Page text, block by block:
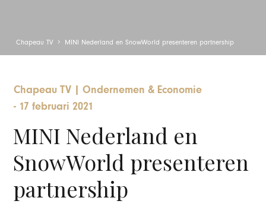
Chapeau TV MINI Nederland en SnowWorld presenteren partnership
Chapeau TV
Ondernemen & Economie
- 17 februari 2021
MINI Nederland en
SnowWorld presenteren
partnership